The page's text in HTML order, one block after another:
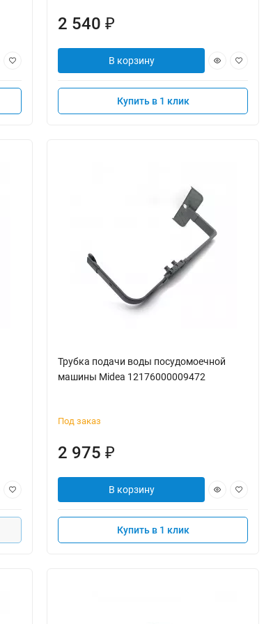
2 540₽
В корзину
Купить в 1 клик
Трубка подачи воды посудомоечной
машины Midea 12176000009472
Под заказ
2 975₽
В корзину
Купить в 1 клик